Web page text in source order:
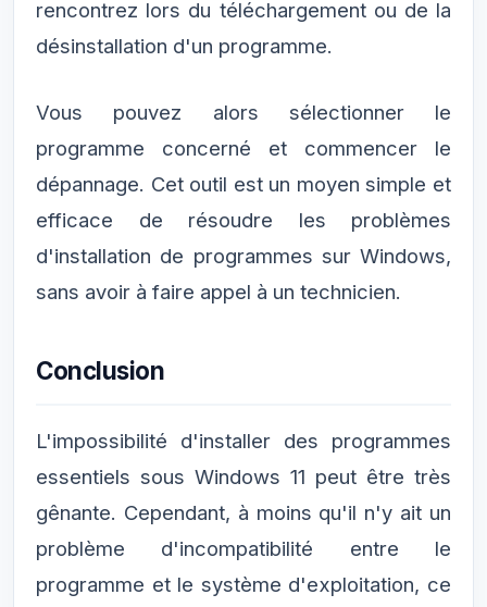
rencontrez lors du téléchargement ou de la
désinstallation d'un programme.
Vous pouvez alors sélectionner le
programme concerné et commencer le
dépannage. Cet outil est un moyen simple et
efficace de résoudre les problèmes
d'installation de programmes sur Windows,
sans avoir à faire appel à un technicien.
Conclusion
L'impossibilité d'installer des programmes
essentiels sous Windows 11 peut être très
gênante. Cependant, à moins qu'il n'y ait un
problème d'incompatibilité entre le
programme et le système d'exploitation, ce